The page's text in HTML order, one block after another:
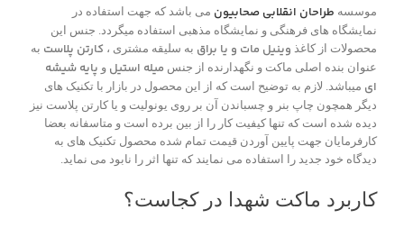
موسسه طراحان انقلابی صحابیون می باشد که جهت استفاده در
نمایشگاه های فرهنگی و نمایشگاه مذهبی استفاده میگردد. جنس این
محصولات از کاغذ وینیل مات و یا براق به سلیقه مشتری ، کارتن پلاست به
عنوان بنده اصلی ماکت و نگهدارنده از جنس میله استیل و پایه شیشه
ای میباشد. لازم به توضیح است که از این محصول در بازار با تکنیک های
دیگر همچون چاپ بنر و چسباندن آن بر روی یونولیت و یا کارتن پلاست نیز
دیده شده است که تنها کیفیت کار را از بین برده است و متاسفانه بعضا
کارفرمایان جهت پایین آوردن قیمت تمام شده محصول تکنیک های به
دیدگاه خود جدید را استفاده می نمایند که تنها اثر را نابود می نماید.
کاربرد ماکت شهدا در کجاست؟